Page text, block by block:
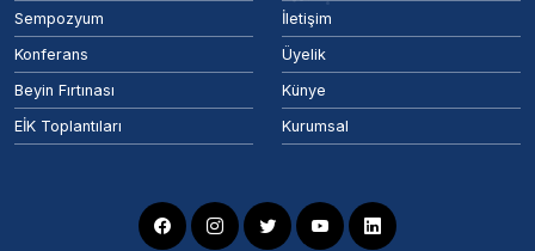
Sempozyum
Konferans
Beyin Fırtınası
EİK Toplantıları
İletişim
Üyelik
Künye
Kurumsal